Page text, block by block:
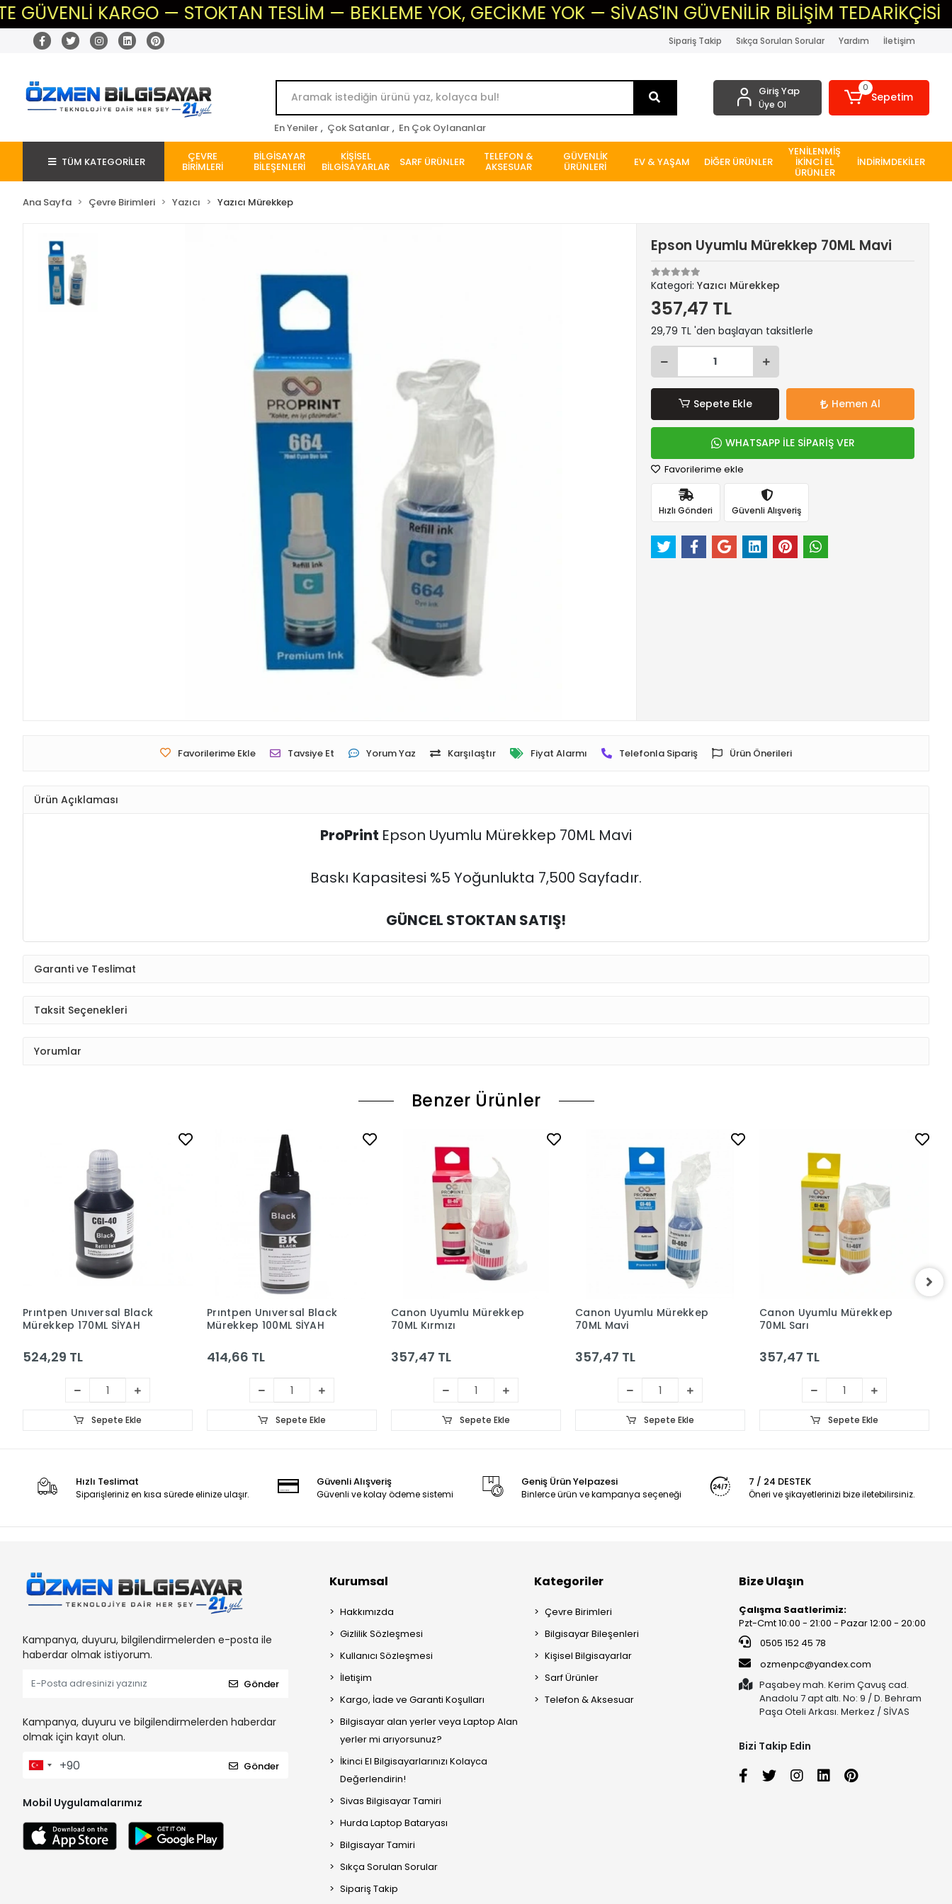
KARGO — STOKTAN TESLİM — BEKLEME YOK, GECİKME YOK — SİVAS'IN GÜVENİLİR BİLİŞİM TEDARİKÇİSİ
Sipariş Takip Sıkça Sorulan Sorular Yardım İletişim
En Yeniler , Çok Satanlar , En Çok Oylananlar
Giriş Yap
Üye Ol
0
Sepetim
TÜM KATEGORİLER ÇEVRE
BİRİMLERİ
BİLGİSAYAR
BİLEŞENLERİ
KİŞİSEL
BİLGİSAYARLAR SARF ÜRÜNLER TELEFON &
AKSESUAR
GÜVENLİK
ÜRÜNLERİ EV & YAŞAM DİĞER ÜRÜNLER
YENİLENMİŞ
İKİNCİ EL
ÜRÜNLER
İNDİRİMDEKİLER
Ana Sayfa Çevre Birimleri Yazıcı Yazıcı Mürekkep
Epson Uyumlu Mürekkep 70ML Mavi
Kategori:Yazıcı Mürekkep
357,47 TL
29,79 TL 'den başlayan taksitlerle
Sepete Ekle Hemen Al
WHATSAPP İLE SİPARİŞ VER
Favorilerime ekle
Hızlı Gönderi Güvenli Alışveriş
Favorilerime Ekle Tavsiye Et Yorum Yaz Karşılaştır Fiyat Alarmı Telefonla Sipariş Ürün Önerileri
Ürün Açıklaması
ProPrint Epson Uyumlu Mürekkep 70ML Mavi
Baskı Kapasitesi %5 Yoğunlukta 7,500 Sayfadır.
GÜNCEL STOKTAN SATIŞ!
Garanti ve Teslimat
Taksit Seçenekleri
Yorumlar
Benzer Ürünler
Prıntpen Unıversal Black
Mürekkep 170ML SİYAH
524,29 TL
Sepete Ekle
Prıntpen Unıversal Black
Mürekkep 100ML SİYAH
414,66 TL
Sepete Ekle
Canon Uyumlu Mürekkep
70ML Kırmızı
357,47 TL
Sepete Ekle
Canon Uyumlu Mürekkep
70ML Mavi
357,47 TL
Sepete Ekle
Canon Uyumlu Mürekkep
70ML Sarı
357,47 TL
Sepete Ekle
Hızlı Teslimat
Siparişleriniz en kısa sürede elinize ulaşır.
Güvenli Alışveriş
Güvenli ve kolay ödeme sistemi
Geniş Ürün Yelpazesi
Binlerce ürün ve kampanya seçeneği
7 / 24 DESTEK
Öneri ve şikayetlerinizi bize iletebilirsiniz.
Kampanya, duyuru, bilgilendirmelerden e-posta ile
haberdar olmak istiyorum.
Gönder
Kampanya, duyuru ve bilgilendirmelerden haberdar
olmak için kayıt olun.
Gönder
Mobil Uygulamalarımız
Kurumsal
Hakkımızda
Gizlilik Sözleşmesi
Kullanıcı Sözleşmesi
İletişim
Kargo, İade ve Garanti Koşulları
Bilgisayar alan yerler veya Laptop Alan
yerler mi arıyorsunuz?
İkinci El Bilgisayarlarınızı Kolayca
Değerlendirin!
Sivas Bilgisayar Tamiri
Hurda Laptop Bataryası
Bilgisayar Tamiri
Sıkça Sorulan Sorular
Sipariş Takip
Kategoriler
Çevre Birimleri
Bilgisayar Bileşenleri
Kişisel Bilgisayarlar
Sarf Ürünler
Telefon & Aksesuar
Bize Ulaşın
Çalışma Saatlerimiz:
Pzt-Cmt 10:00 - 21:00 - Pazar 12:00 - 20:00
0505 152 45 78
ozmenpc@yandex.com
Paşabey mah. Kerim Çavuş cad.
Anadolu 7 apt altı. No: 9 / D. Behram
Paşa Oteli Arkası. Merkez / SİVAS
Bizi Takip Edin